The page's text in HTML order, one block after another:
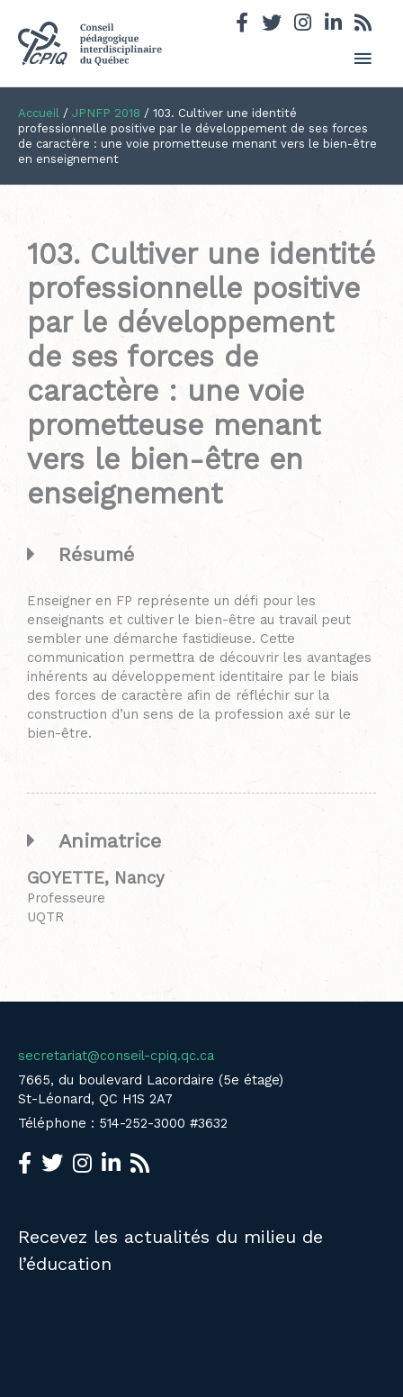
Accueil / JPNFP 2018 / 103. Cultiver une identité
professionnelle positive par le développement de ses forces
de caractère : une voie prometteuse menant vers le bien-être
en enseignement
103. Cultiver une identité
professionnelle positive
par le développement
de ses forces de
caractère : une voie
prometteuse menant
vers le bien-être en
enseignement
Résumé
Enseigner en FP représente un défi pour les
enseignants et cultiver le bien-être au travail peut
sembler une démarche fastidieuse. Cette
communication permettra de découvrir les avantages
inhérents au développement identitaire par le biais
des forces de caractère afin de réfléchir sur la
construction d’un sens de la profession axé sur le
bien-être.
Animatrice
GOYETTE, Nancy
Professeure
UQTR
secretariat@conseil-cpiq.qc.ca
7665, du boulevard Lacordaire (5e étage)
St-Léonard, QC H1S 2A7
Téléphone : 514-252-3000 #3632
Recevez les actualités du milieu de
l’éducation